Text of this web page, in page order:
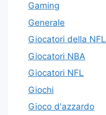
Gaming
Generale
Giocatori della NFL
Giocatori NBA
Giocatori NFL
Giochi
Gioco d'azzardo